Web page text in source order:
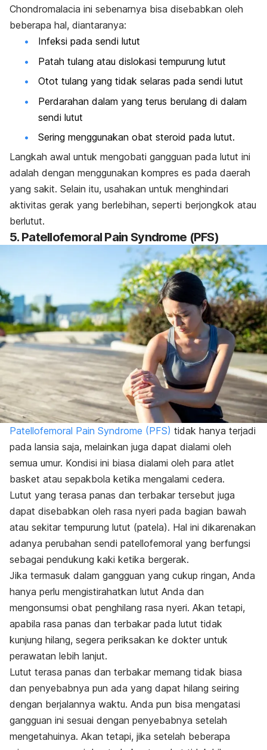
Chondromalacia ini sebenarnya bisa disebabkan oleh
beberapa hal, diantaranya:
Infeksi pada sendi lutut
Patah tulang atau dislokasi tempurung lutut
Otot tulang yang tidak selaras pada sendi lutut
Perdarahan dalam yang terus berulang di dalam
sendi lutut
Sering menggunakan obat steroid pada lutut.
Langkah awal untuk mengobati gangguan pada lutut ini
adalah dengan menggunakan kompres es pada daerah
yang sakit. Selain itu, usahakan untuk menghindari
aktivitas gerak yang berlebihan, seperti berjongkok atau
berlutut.
5. Patellofemoral Pain Syndrome (PFS)
Patellofemoral Pain Syndrome (PFS) tidak hanya terjadi
pada lansia saja, melainkan juga dapat dialami oleh
semua umur. Kondisi ini biasa dialami oleh para atlet
basket atau sepakbola ketika mengalami cedera.
Lutut yang terasa panas dan terbakar tersebut juga
dapat disebabkan oleh rasa nyeri pada bagian bawah
atau sekitar tempurung lutut (patela). Hal ini dikarenakan
adanya perubahan sendi patellofemoral yang berfungsi
sebagai pendukung kaki ketika bergerak.
Jika termasuk dalam gangguan yang cukup ringan, Anda
hanya perlu mengistirahatkan lutut Anda dan
mengonsumsi obat penghilang rasa nyeri. Akan tetapi,
apabila rasa panas dan terbakar pada lutut tidak
kunjung hilang, segera periksakan ke dokter untuk
perawatan lebih lanjut.
Lutut terasa panas dan terbakar memang tidak biasa
dan penyebabnya pun ada yang dapat hilang seiring
dengan berjalannya waktu. Anda pun bisa mengatasi
gangguan ini sesuai dengan penyebabnya setelah
mengetahuinya. Akan tetapi, jika setelah beberapa